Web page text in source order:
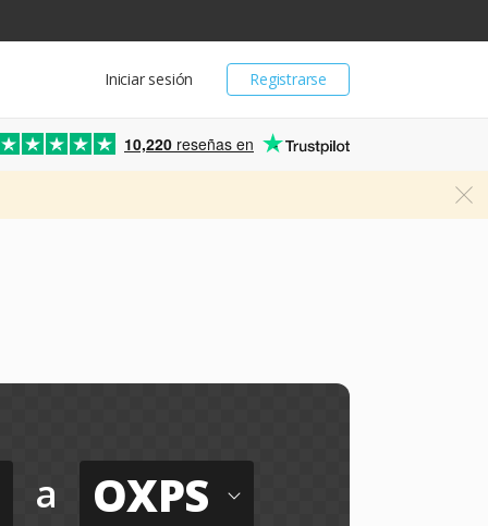
Registrarse
Iniciar sesión
10,220 reseñas en
a OXPS